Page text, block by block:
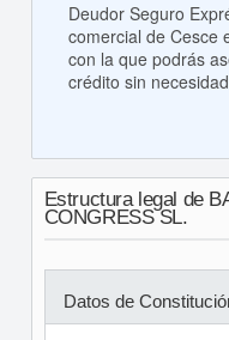
Deudor Seguro
comercial de Cesce
con la que podrás
crédito sin
Estructura legal de
CONGRESS SL.
Datos de